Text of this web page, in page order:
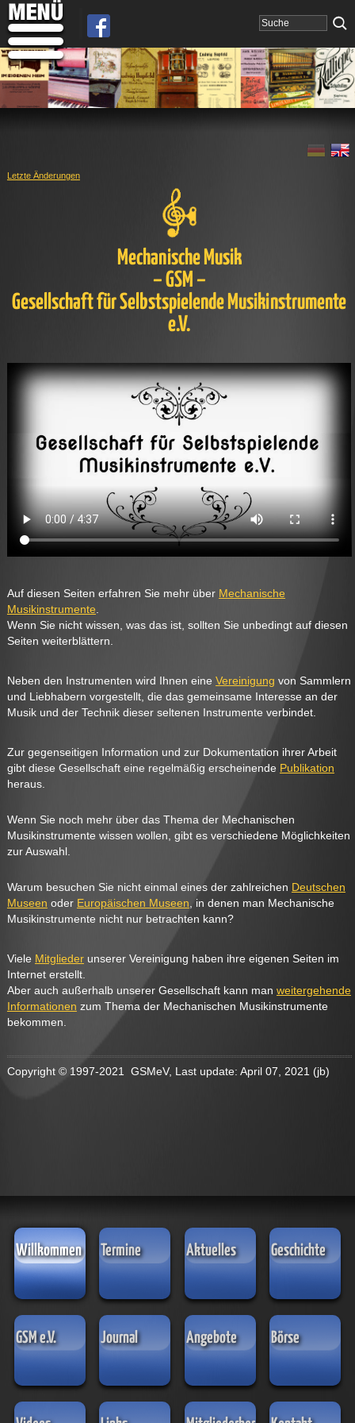
Letzte Änderungen
Mechanische Musik
– GSM –
Gesellschaft für Selbstspielende Musikinstrumente
e.V.
Auf diesen Seiten erfahren Sie mehr über Mechanische
Musikinstrumente
Wenn Sie nicht wissen, was das ist, sollten Sie unbedingt auf diesen
Seiten weiterblättern.
Neben den Instrumenten wird Ihnen eine Vereinigung von Sammlern
und Liebhabern vorgestellt, die das gemeinsame Interesse an der
Musik und der Technik dieser seltenen Instrumente verbindet.
Zur gegenseitigen Information und zur Dokumentation ihrer Arbeit
gibt diese Gesellschaft eine regelmäßig erscheinende Publikation
heraus.
Wenn Sie noch mehr über das Thema der Mechanischen
Musikinstrumente wissen wollen, gibt es verschiedene Möglichkeiten
zur Auswahl.
Warum besuchen Sie nicht einmal eines der zahlreichen Deutschen
Museen oder Europäischen Museen , in denen man Mechanische
Musikinstrumente nicht nur betrachten kann?
Viele Mitgliederunserer Vereinigung haben ihre eigenen Seiten im
Internet erstellt.
Aber auch außerhalb unserer Gesellschaft kann man weitergehende
Informationen zum Thema der Mechanischen Musikinstrumente
bekommen.
Copyright © 1997-2021 GSMeV, Last update: April 07, 2021 (jb)
Willkommen Termine Aktuelles Geschichte
GSM e.V. Journal Angebote Börse